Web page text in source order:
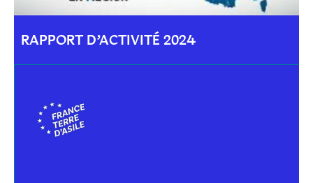
RAPPORT D’ACTIVITÉ 2024